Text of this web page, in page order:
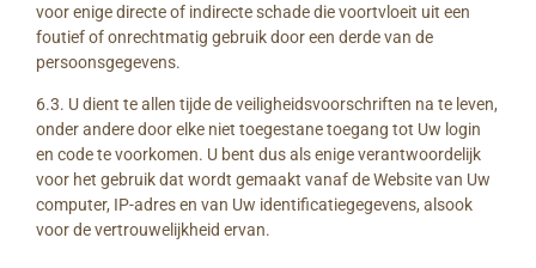
voor enige directe of indirecte schade die voortvloeit uit een
foutief of onrechtmatig gebruik door een derde van de
persoonsgegevens.
6.3. U dient te allen tijde de veiligheidsvoorschriften na te leven,
onder andere door elke niet toegestane toegang tot Uw login
en code te voorkomen. U bent dus als enige verantwoordelijk
voor het gebruik dat wordt gemaakt vanaf de Website van Uw
computer, IP-adres en van Uw identificatiegegevens, alsook
voor de vertrouwelijkheid ervan.